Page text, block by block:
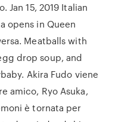
Jan 15, 2019 Italian
opens in Queen
Meatballs with
drop soup, and
Akira Fudo viene
amico, Ryo Asuka,
è tornata per